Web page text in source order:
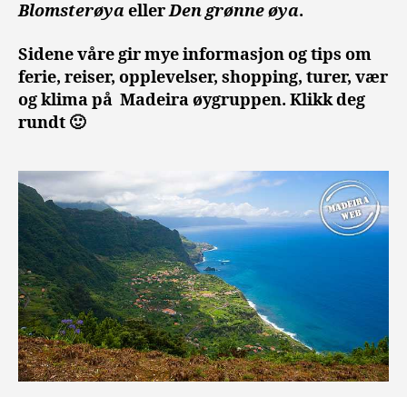
Blomsterøya ellerDen grønne øya.
Sidene våre gir mye informasjon og tips om
ferie, reiser, opplevelser, shopping, turer, vær
og klima på Madeira øygruppen. Klikk deg
rundt 🙂